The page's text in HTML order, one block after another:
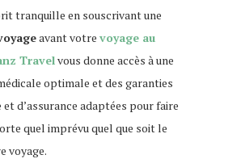
tranquille en souscrivant une
avant votre voyage au
Travelvous donne accès à une
optimale et des garanties
et d’assurance adaptées pour faire
quel imprévu quel que soit le
voyage.